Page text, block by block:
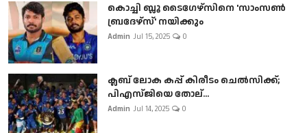
കൊച്ചി ബ്ലൂ ടൈഗേഴ്സിനെ 'സാംസൺ
ബ്രദേഴ്സ്' നയിക്കും
Admin Jul 15, 2025 0
ക്ലബ് ലോക കപ്പ് കിരീടം ചെല്‍സിക്ക്;
പിഎസ്ജിയെ തോല്...
Admin Jul 14, 2025 0